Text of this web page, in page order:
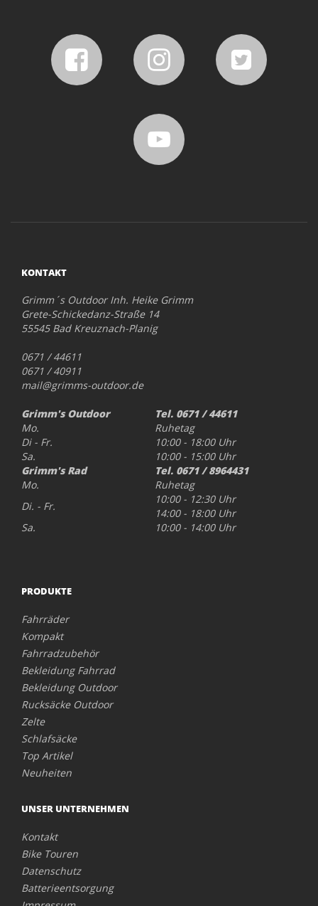
KONTAKT
Grimm´s Outdoor Inh. Heike Grimm
Grete-Schickedanz-Straße 14
55545 Bad Kreuznach-Planig
0671 / 44611
0671 / 40911
mail@grimms-outdoor.de
Grimm's Outdoor
Tel. 0671 / 44611
Mo.
Ruhetag
Di - Fr.
10:00 - 18:00 Uhr
Sa.
10:00 - 15:00 Uhr
Grimm's Rad
Tel. 0671 / 8964431
Mo.
Ruhetag
Di. - Fr.
10:00 - 12:30 Uhr
14:00 - 18:00 Uhr
Sa.
10:00 - 14:00 Uhr
PRODUKTE
Fahrräder
Kompakt
Fahrradzubehör
Bekleidung Fahrrad
Bekleidung Outdoor
Rucksäcke Outdoor
Zelte
Schlafsäcke
Top Artikel
Neuheiten
UNSER UNTERNEHMEN
Kontakt
Bike Touren
Datenschutz
Batterieentsorgung